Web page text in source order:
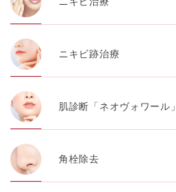
ニキビ跡治療
肌診断「ネオヴォワール」
角栓除去